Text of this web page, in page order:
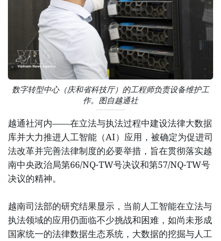
数字转型中心（庆和省科技厅）的工程师负责设备维护工
作。图自越通社
越通社河内——在立法与执法过程中建设法律大数据
库并大力推进人工智能（AI）应用，被确定为促进司
法改革并完善法律制度的必要举措，旨在贯彻落实越
南中央政治局第66/NQ-TW号决议和第57/NQ-TW号
决议的精神。
越南司法部的研究结果显示，当前人工智能在立法与
执法领域的应用仍面临不少挑战和困难，如尚未形成
国家统一的法律数据生态系统，大数据的挖掘与人工